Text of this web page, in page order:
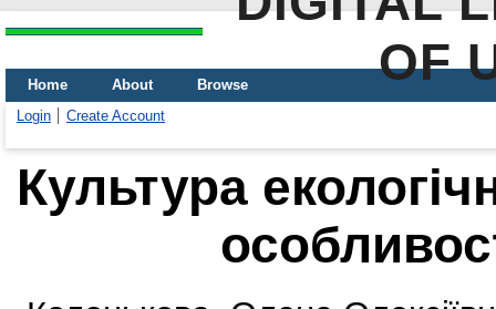
OF
Home About
Browse
Login
Create Account
Культура